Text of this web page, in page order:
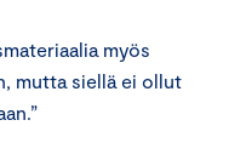
myös
mutta siellä ei ollut